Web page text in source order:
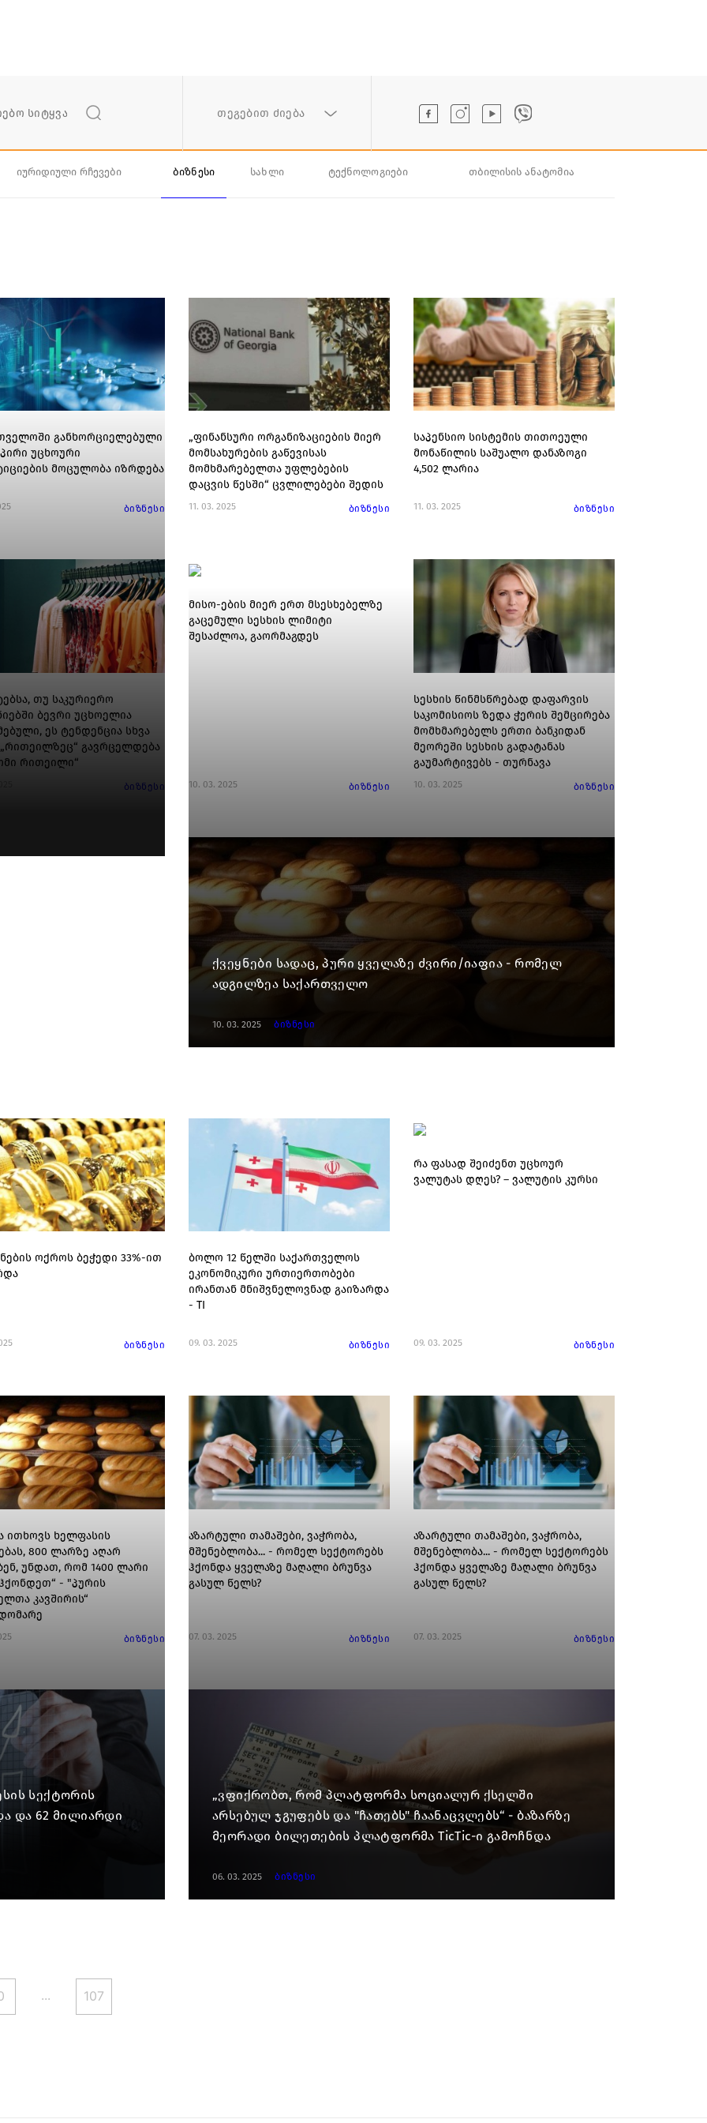
თეგებით ძიება
იურიდიული რჩევები ბიზნესი სახლი ტექნოლოგიები თბილისის ანატომია
განხორციელებული
უცხოური
მოცულობა იზრდება
ბიზნესი
„ფინანსური ორგანიზაციების მიერ
მომსახურების გაწევისას
მომხმარებელთა უფლებების
დაცვის წესში“ ცვლილებები შედის
11. 03. 2025 ბიზნესი
საპენსიო სისტემის თითოეული
მონაწილის საშუალო დანაზოგი
4,502 ლარია
11. 03. 2025 ბიზნესი
თუ საკურიერო
ბევრი უცხოელია
ეს ტენდენცია სხვა
„რითეილზეც“ გავრცელდება
რითეილი“
ბიზნესი
მისო-ების მიერ ერთ მსესხებელზე
გაცემული სესხის ლიმიტი
შესაძლოა, გაორმაგდეს
10. 03. 2025 ბიზნესი
სესხის წინმსწრებად დაფარვის
საკომისიოს ზედა ჭერის შემცირება
მომხმარებელს ერთი ბანკიდან
მეორეში სესხის გადატანას
გაუმარტივებს - თურნავა
10. 03. 2025 ბიზნესი
ქვეყნები სადაც, პური ყველაზე ძვირი/იაფია - რომელ
ადგილზეა საქართველო
10. 03. 2025 ბიზნესი
ოქროს ბეჭედი 33%-ით
ბიზნესი
ბოლო 12 წელში საქართველოს
ეკონომიკური ურთიერთობები
ირანთან მნიშვნელოვნად გაიზარდა
- TI
09. 03. 2025 ბიზნესი
რა ფასად შეიძენთ უცხოურ
ვალუტას დღეს? – ვალუტის კურსი
09. 03. 2025 ბიზნესი
ითხოვს ხელფასის
800 ლარზე აღარ
უნდათ, რომ 1400 ლარი
- "პურის
კავშირის“
ბიზნესი
აზარტული თამაშები, ვაჭრობა,
მშენებლობა... - რომელ სექტორებს
ჰქონდა ყველაზე მაღალი ბრუნვა
გასულ წელს?
07. 03. 2025 ბიზნესი
აზარტული თამაშები, ვაჭრობა,
მშენებლობა... - რომელ სექტორებს
ჰქონდა ყველაზე მაღალი ბრუნვა
გასულ წელს?
07. 03. 2025 ბიზნესი
სექტორის
და 62 მილიარდი
„ვფიქრობთ, რომ პლატფორმა სოციალურ ქსელში
არსებულ ჯგუფებს და "ჩათებს" ჩაანაცვლებს“ - ბაზარზე
მეორადი ბილეთების პლატფორმა TicTic-ი გამოჩნდა
06. 03. 2025 ბიზნესი
... 107